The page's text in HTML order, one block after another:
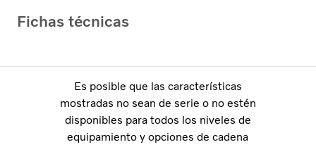
Fichas técnicas
Es posible que las características
mostradas no sean de serie o no estén
disponibles para todos los niveles de
equipamiento y opciones de cadena